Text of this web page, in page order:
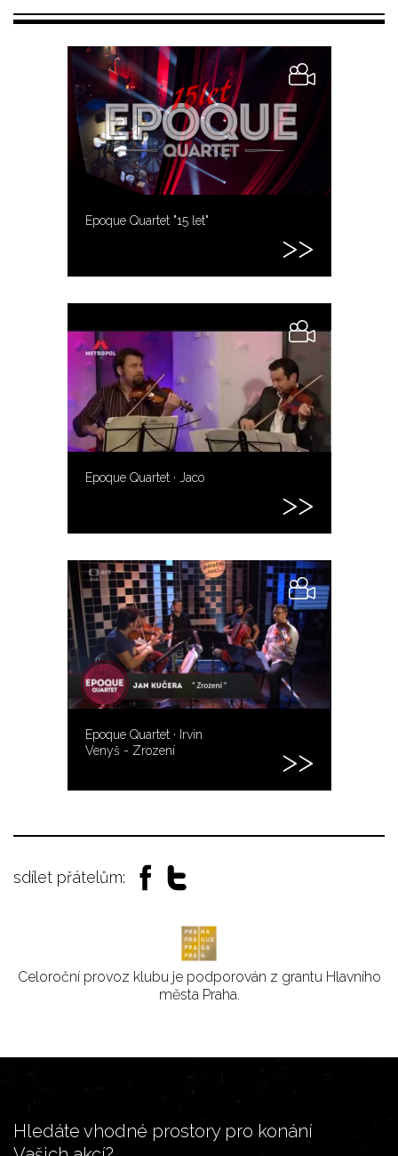
Epoque Quartet "15 let"
Epoque Quartet · Jaco
Epoque Quartet · Irvin
Venyš - Zrození
sdílet přátelům:
Celoroční provoz klubu je podporován z grantu Hlavního
města Praha.
Hledáte vhodné prostory pro konání